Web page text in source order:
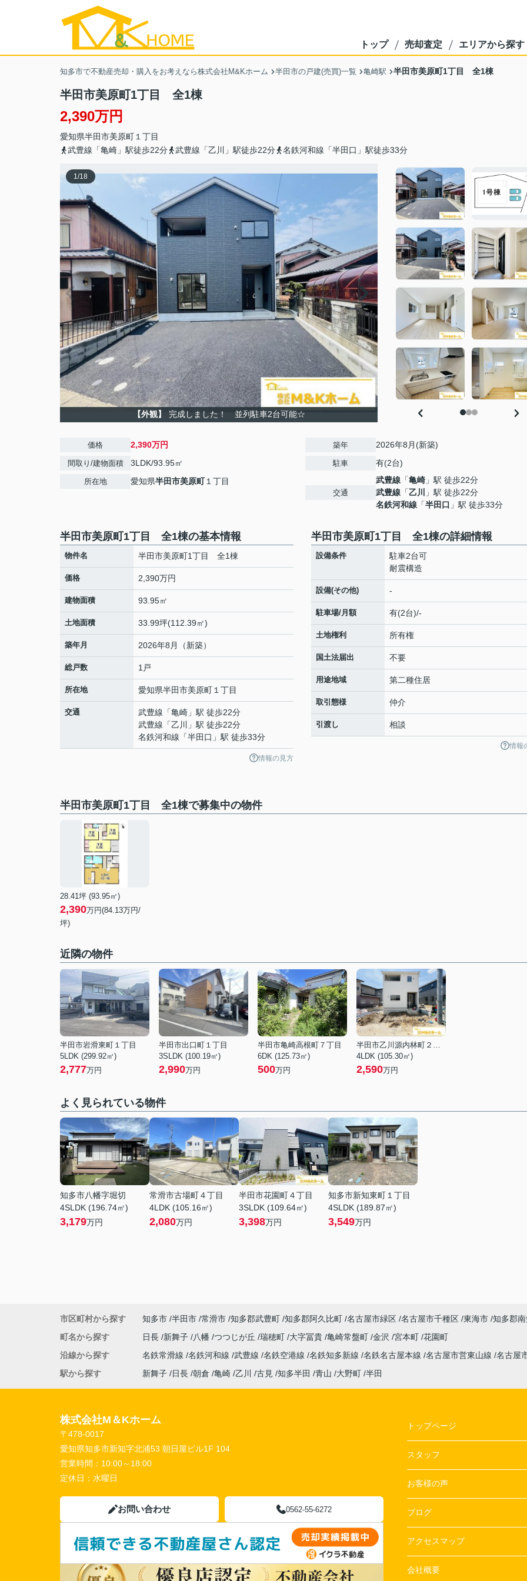
トップ 売却査定 エリアから探す
知多市で不動産売却・購入をお考えなら株式会社M&Kホーム 半田市の戸建(売買)一覧 亀崎駅 半田市美原町1丁目 全1棟
半田市美原町1丁目 全1棟
2,390万円
愛知県半田市美原町 １丁目
武豊線「亀崎」駅徒歩22分
武豊線「乙川」駅徒歩22分 名鉄河和線「半田口」駅徒歩33分
1/18
【外観】 完成しました！ 並列駐車2台可能☆
価格 2,390万円
間取り/建物面積 3LDK/93.95㎡
所在地 愛知県半田市美原町１丁目
築年 2026年8月(新築)
駐車 有(2台)
交通
武豊線 「亀崎 」駅 徒歩22分
武豊線 「乙川
」駅 徒歩22分
名鉄河和線 「半田口 」駅 徒歩33分
半田市美原町1丁目 全1棟の基本情報
物件名 半田市美原町1丁目 全1棟
価格 2,390万円
建物面積 93.95㎡
土地面積 33.99坪(112.39㎡)
築年月 2026年8月（新築）
総戸数 1戸
所在地 愛知県半田市美原町 １丁目
交通 武豊線 「亀崎 」駅 徒歩22分
武豊線 「乙川
」駅 徒歩22分
名鉄河和線 「半田口 」駅 徒歩33分
情報の見方
半田市美原町1丁目 全1棟の詳細情報
設備条件
駐車2台可
耐震構造
設備(その他) -
駐車場/月額 有(2台)/-
土地権利 所有権
国土法届出 不要
用途地域 第二種住居
取引態様 仲介
引渡し 相談
情報
半田市美原町1丁目 全1棟で募集中の物件
28.41坪 (93.95㎡)
2,390万円(84.13万円/
坪)
近隣の物件
半田市岩滑東町１丁目
5LDK (299.92㎡)
2,777万円
半田市出口町１丁目
3SLDK (100.19㎡)
2,990万円
半田市亀崎高根町７丁目
6DK (125.73㎡)
500万円
半田市乙川源内林町２丁目
4LDK (105.30㎡)
2,590万円
よく見られている物件
知多市八幡字堀切
4SLDK (196.74㎡)
3,179万円
常滑市古場町４丁目
4LDK (105.16㎡)
2,080万円
半田市花園町４丁目
3SLDK (109.64㎡)
3,398万円
知多市新知東町１丁目
4SLDK (189.87㎡)
3,549万円
市区町村から探す 知多市 半田市 常滑市 知多郡武豊町 知多郡阿久比町 名古屋市緑区 名古屋市千種区 東海市 知多郡
町名から探す
日長 新舞子 八幡 つつじが丘 瑞穂町 大字冨貴 亀崎常盤町 金沢 宮本町 花園町
沿線から探す
名鉄常滑線 名鉄河和線 武豊線 名鉄空港線 名鉄知多新線 名鉄名古屋本線 名古屋市営東山線 名古屋
駅から探す
新舞子 日長 朝倉 亀崎 乙川 古見 知多半田 青山 大野町 半田
株式会社M＆Kホーム
〒478-0017
愛知県知多市新知字北浦53 朝日屋ビル1F 104
営業時間： 10:00～18:00
定休日： 水曜日
お問い合わせ 0562-55-6272
トップページ
スタッフ
お客様の声
ブログ
アクセスマップ
会社概要